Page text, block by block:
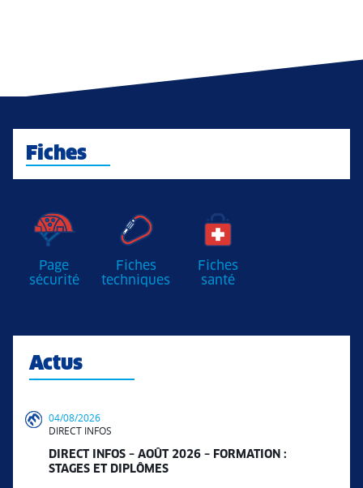
Fiches
Page
sécurité
Fiches
techniques
Fiches
santé
Actus
04/08/2026
DIRECT INFOS
DIRECT INFOS – AOÛT 2026 – FORMATION :
STAGES ET DIPLÔMES